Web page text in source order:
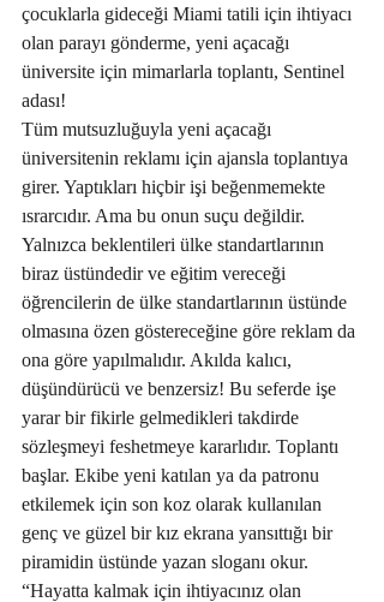
çocuklarla gideceği Miami tatili için ihtiyacı
olan parayı gönderme, yeni açacağı
üniversite için mimarlarla toplantı, Sentinel
adası!
Tüm mutsuzluğuyla yeni açacağı
üniversitenin reklamı için ajansla toplantıya
girer. Yaptıkları hiçbir işi beğenmemekte
ısrarcıdır. Ama bu onun suçu değildir.
Yalnızca beklentileri ülke standartlarının
biraz üstündedir ve eğitim vereceği
öğrencilerin de ülke standartlarının üstünde
olmasına özen göstereceğine göre reklam da
ona göre yapılmalıdır. Akılda kalıcı,
düşündürücü ve benzersiz! Bu seferde işe
yarar bir fikirle gelmedikleri takdirde
sözleşmeyi feshetmeye kararlıdır. Toplantı
başlar. Ekibe yeni katılan ya da patronu
etkilemek için son koz olarak kullanılan
genç ve güzel bir kız ekrana yansıttığı bir
piramidin üstünde yazan sloganı okur.
“Hayatta kalmak için ihtiyacınız olan